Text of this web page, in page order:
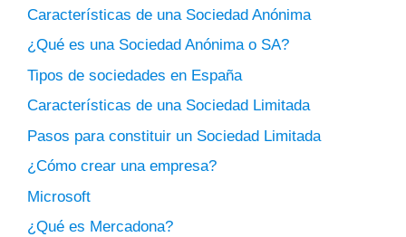
Características de una Sociedad Anónima
¿Qué es una Sociedad Anónima o SA?
Tipos de sociedades en España
Características de una Sociedad Limitada
Pasos para constituir un Sociedad Limitada
¿Cómo crear una empresa?
Microsoft
¿Qué es Mercadona?